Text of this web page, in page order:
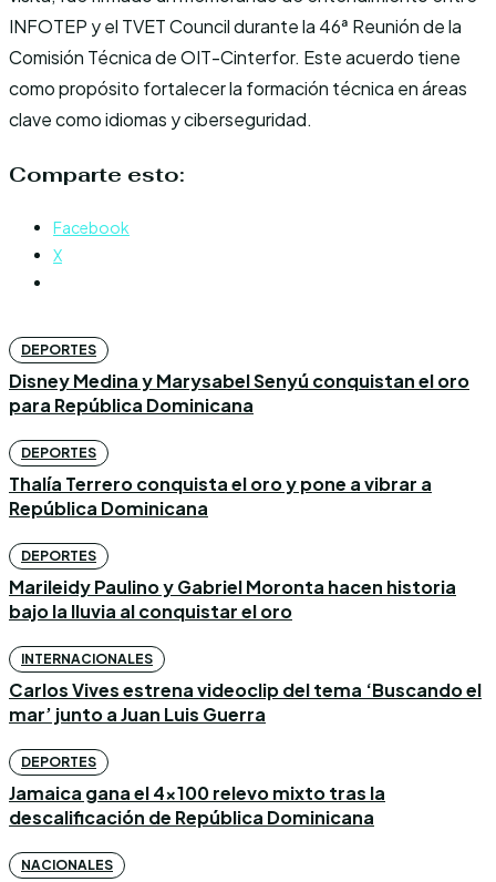
INFOTEP y el TVET Council durante la 46ª Reunión de la
Comisión Técnica de OIT-Cinterfor. Este acuerdo tiene
como propósito fortalecer la formación técnica en áreas
clave como idiomas y ciberseguridad.
Comparte esto:
Facebook
X
DEPORTES
Disney Medina y Marysabel Senyú conquistan el oro
para República Dominicana
DEPORTES
Thalía Terrero conquista el oro y pone a vibrar a
República Dominicana
DEPORTES
Marileidy Paulino y Gabriel Moronta hacen historia
bajo la lluvia al conquistar el oro
INTERNACIONALES
Carlos Vives estrena videoclip del tema ‘Buscando el
mar’ junto a Juan Luis Guerra
DEPORTES
Jamaica gana el 4×100 relevo mixto tras la
descalificación de República Dominicana
NACIONALES